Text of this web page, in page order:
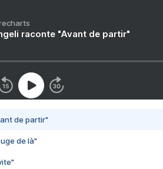
raconte "Avant de partir"
de partir"
de là"